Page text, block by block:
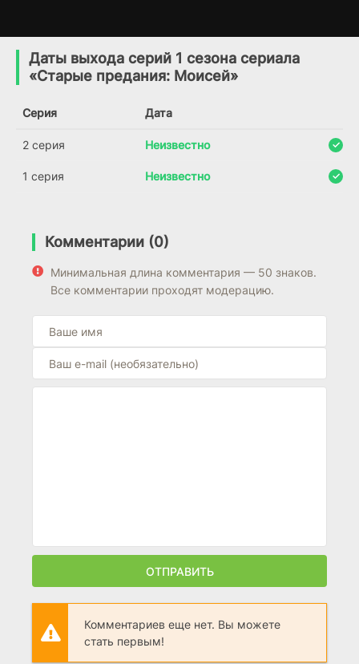
6.6
Даты выхода серий 1 сезона сериала
«Старые предания: Моисей»
Серия Дата
2 серия Неизвестно
1 серия Неизвестно
Комментарии (0)
Минимальная длина комментария — 50 знаков.
Все комментарии проходят модерацию.
ОТПРАВИТЬ
Комментариев еще нет. Вы можете
стать первым!